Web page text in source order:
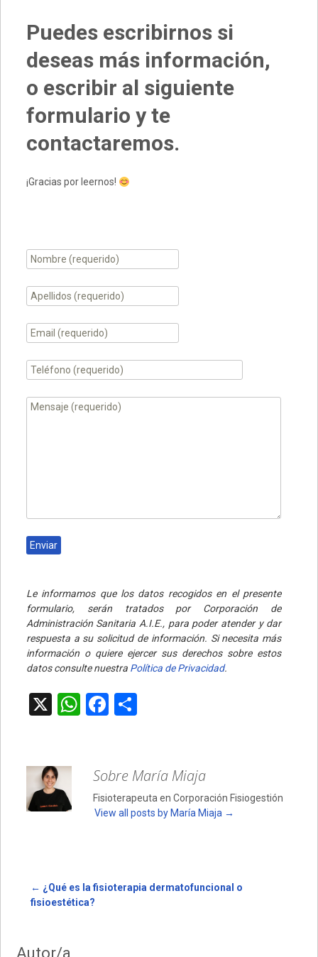
Puedes escribirnos si
deseas más información,
o escribir al siguiente
formulario y te
contactaremos.
¡Gracias por leernos!
Le informamos que los datos recogidos en el presente
formulario, serán tratados por Corporación de
Administración Sanitaria A.I.E., para poder atender y dar
respuesta a su solicitud de información. Si necesita más
información o quiere ejercer sus derechos sobre estos
datos consulte nuestra Política de Privacidad.
X
W
A
F
b
o
o
p
ar
tir
Sobre María Miaja
Fisioterapeuta en Corporación Fisiogestión
View all posts by María Miaja →
Post
navigation
← ¿Qué es la fisioterapia dermatofuncional o
fisioestética?
Autor/a